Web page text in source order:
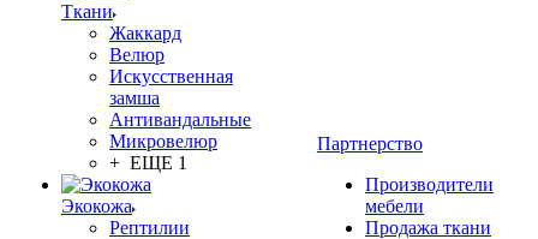
Ткани
Жаккард
Велюр
Искусственная
замша
Антивандальные
Микровелюр
+ ЕЩЕ 1
Экокожа
Рептилии
Партнерство
Производители
мебели
Продажа ткани